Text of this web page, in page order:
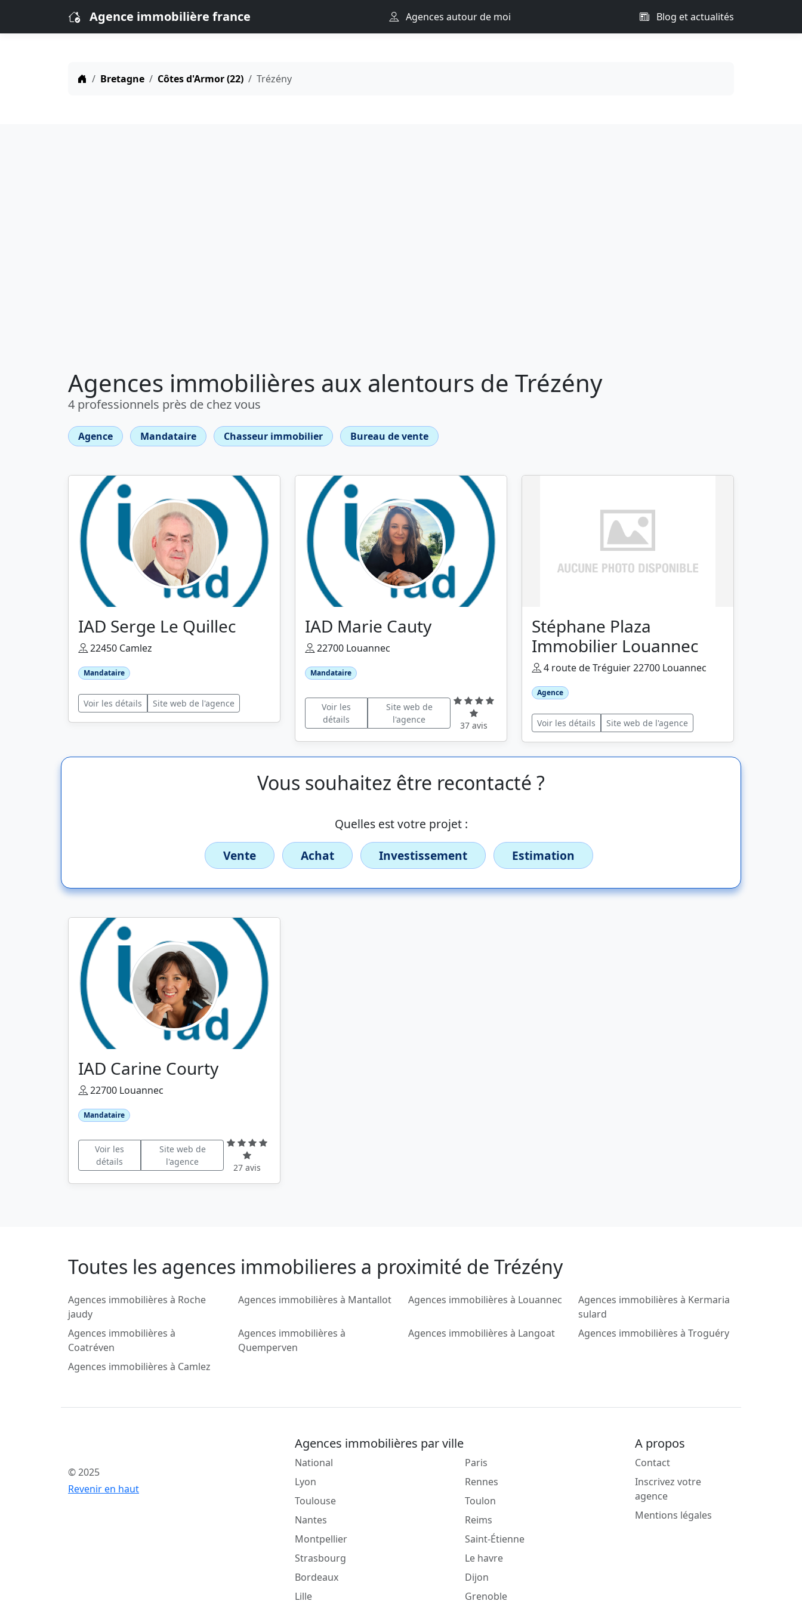
Agence immobilière france Agences autour de moi Blog et actualités
Bretagne Côtes d'Armor (22) Trézény
Agences immobilières aux alentours de Trézény
4 professionnels près de chez vous
Agence Mandataire Chasseur immobilier Bureau de vente
IAD Serge Le Quillec
22450 Camlez
Mandataire
Voir les détails Site web de l'agence
IAD Marie Cauty
22700 Louannec
Mandataire
Voir les
détails
Site web de
l'agence
37 avis
Stéphane Plaza
Immobilier Louannec
4 route de Tréguier 22700 Louannec
Agence
Voir les détails Site web de l'agence
Vous souhaitez être recontacté ?
Quelles est votre projet :
Vente
Achat Investissement Estimation
IAD Carine Courty
22700 Louannec
Mandataire
Voir les
détails
Site web de
l'agence
27 avis
Toutes les agences immobilieres a proximité de Trézény
Agences immobilières à Roche
jaudy
Agences immobilières à Mantallot Agences immobilières à Louannec
Agences immobilières à Kermaria
sulard
Agences immobilières à
Coatréven
Agences immobilières à
Quemperven
Agences immobilières à Langoat Agences immobilières à Troguéry
Agences immobilières à Camlez
© 2025
Revenir en haut
Agences immobilières par ville
National
Lyon
Toulouse
Nantes
Montpellier
Strasbourg
Bordeaux
Lille
Paris
Rennes
Toulon
Reims
Saint-Étienne
Le havre
Dijon
Grenoble
A propos
Contact
Inscrivez votre
agence
Mentions légales